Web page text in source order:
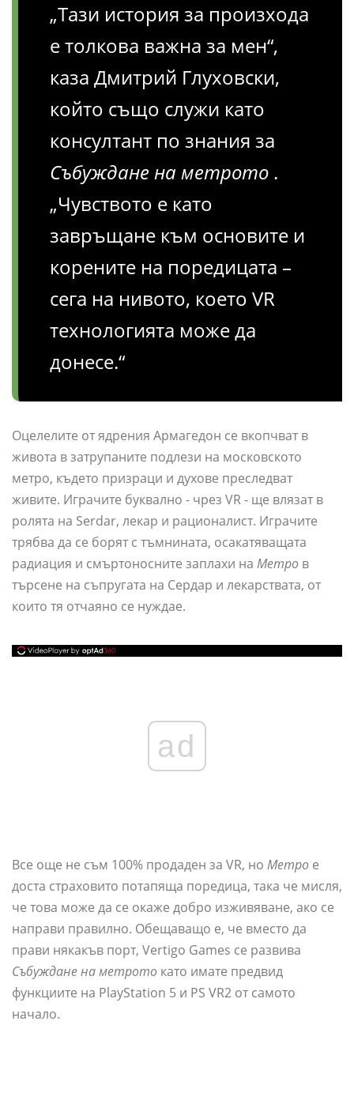
„Тази история за произхода
е толкова важна за мен“,
каза Дмитрий Глуховски,
който също служи като
консултант по знания за
Събуждане на метрото .
„Чувството е като
завръщане към основите и
корените на поредицата –
сега на нивото, което VR
технологията може да
донесе.“
Оцелелите от ядрения Армагедон се вкопчват в
живота в затрупаните подлези на московското
метро, ​​където призраци и духове преследват
живите. Играчите буквално - чрез VR - ще влязат в
ролята на Serdar, лекар и рационалист. Играчите
трябва да се борят с тъмнината, осакатяващата
радиация и смъртоносните заплахи на Метро в
търсене на съпругата на Сердар и лекарствата, от
които тя отчаяно се нуждае.
ad
Все още не съм 100% продаден за VR, но Метро е
доста страховито потапяща поредица, така че мисля,
че това може да се окаже добро изживяване, ако се
направи правилно. Обещаващо е, че вместо да
прави някакъв порт, Vertigo Games се развива
Събуждане на метрото като имате предвид
функциите на PlayStation 5 и PS VR2 от самото
начало.